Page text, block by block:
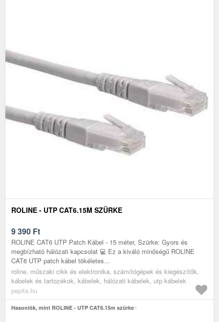
ROLINE - UTP CAT6.15M SZÜRKE
9 390 Ft
ROLINE CAT6 UTP Patch Kábel - 15 méter, Szürke: Gyors és
megbízható hálózati kapcsolat 💻 Ez a kiváló minőségű ROLINE
CAT6 UTP patch kábel tökéletes...
roline, műszaki cikk és elektronika, számítógépek és kiegészítők,
kábelek és tartozékok, kábelek, hálózati kábelek, utp kábelek
pepita.hu
Hasonlók, mint ROLINE - UTP CAT6.15m szürke